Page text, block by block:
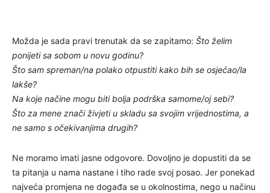
Možda je sada pravi trenutak da se zapitamo: Što želim
ponijeti sa sobom u novu godinu?
Što sam spreman/na polako otpustiti kako bih se osjećao/la
lakše?
Na koje načine mogu biti bolja podrška samome/oj sebi?
Što za mene znači živjeti u skladu sa svojim vrijednostima, a
ne samo s očekivanjima drugih?
Ne moramo imati jasne odgovore. Dovoljno je dopustiti da se
ta pitanja u nama nastane i tiho rade svoj posao. Jer ponekad
najveća promjena ne događa se u okolnostima, nego u načinu